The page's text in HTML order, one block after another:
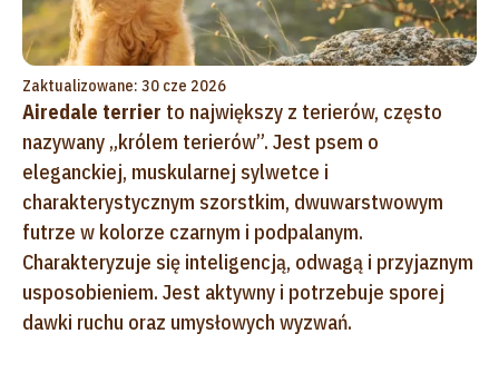
Zaktualizowane: 30 cze 2026
Airedale terrier to największy z terierów, często
nazywany „królem terierów”. Jest psem o
eleganckiej, muskularnej sylwetce i
charakterystycznym szorstkim, dwuwarstwowym
futrze w kolorze czarnym i podpalanym.
Charakteryzuje się inteligencją, odwagą i przyjaznym
usposobieniem. Jest aktywny i potrzebuje sporej
dawki ruchu oraz umysłowych wyzwań.